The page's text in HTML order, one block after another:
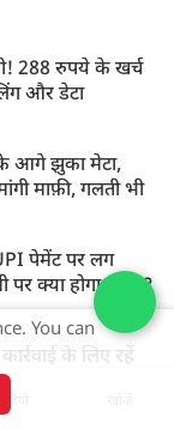
288 रुपये के खर्च
और डेटा
के आगे झुका मेटा,
माफ़ी, गलती भी
पेमेंट पर लग
क्या होगा असर?
के लिए रहें
हटाने पर संसदीय
You can